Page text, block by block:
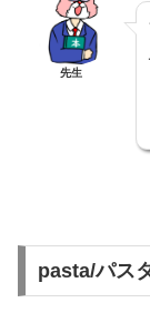
先生
pasta/パス